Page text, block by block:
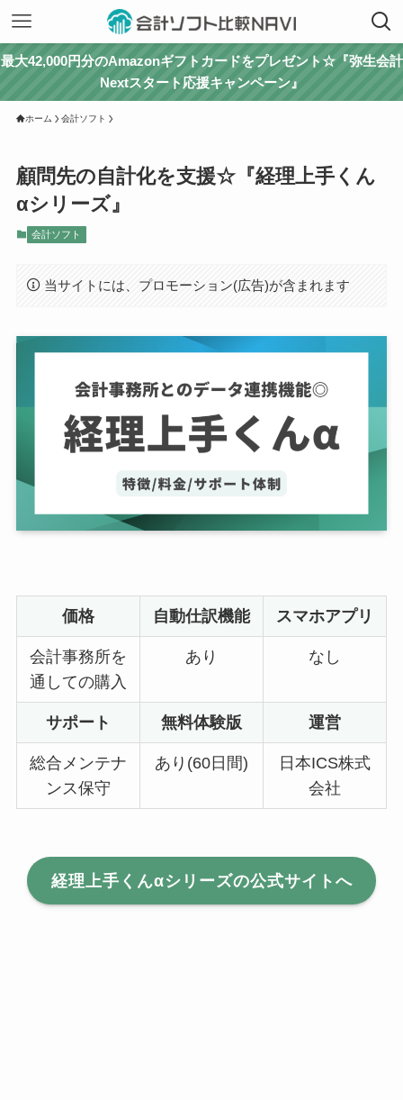
最大42,000円分のAmazonギフトカードをプレゼント☆『弥生会計
Nextスタート応援キャンペーン』
ホーム 会計ソフト
顧問先の自計化を支援☆『経理上手くん
αシリーズ』
会計ソフト
当サイトには、プロモーション(広告)が含まれます
価格 自動仕訳機能 スマホアプリ
会計事務所を
通しての購入
あり なし
サポート 無料体験版 運営
総合メンテナ
ンス保守
あり(60日間)
日本ICS株式
会社
経理上手くんαシリーズの公式サイトへ